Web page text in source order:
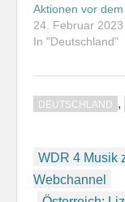
Aktionen vor
24. Februar 2023
In "Deutschland"
DEUTSCHLAND ,
WDR 4 Musik
Webchannel